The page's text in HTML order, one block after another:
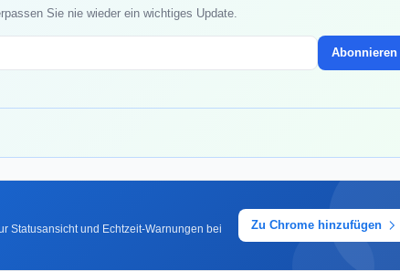
Sie nie wieder ein wichtiges Update.
Abonnieren
Statusansicht und Echtzeit-Warnungen bei
Zu Chrome hinzufügen